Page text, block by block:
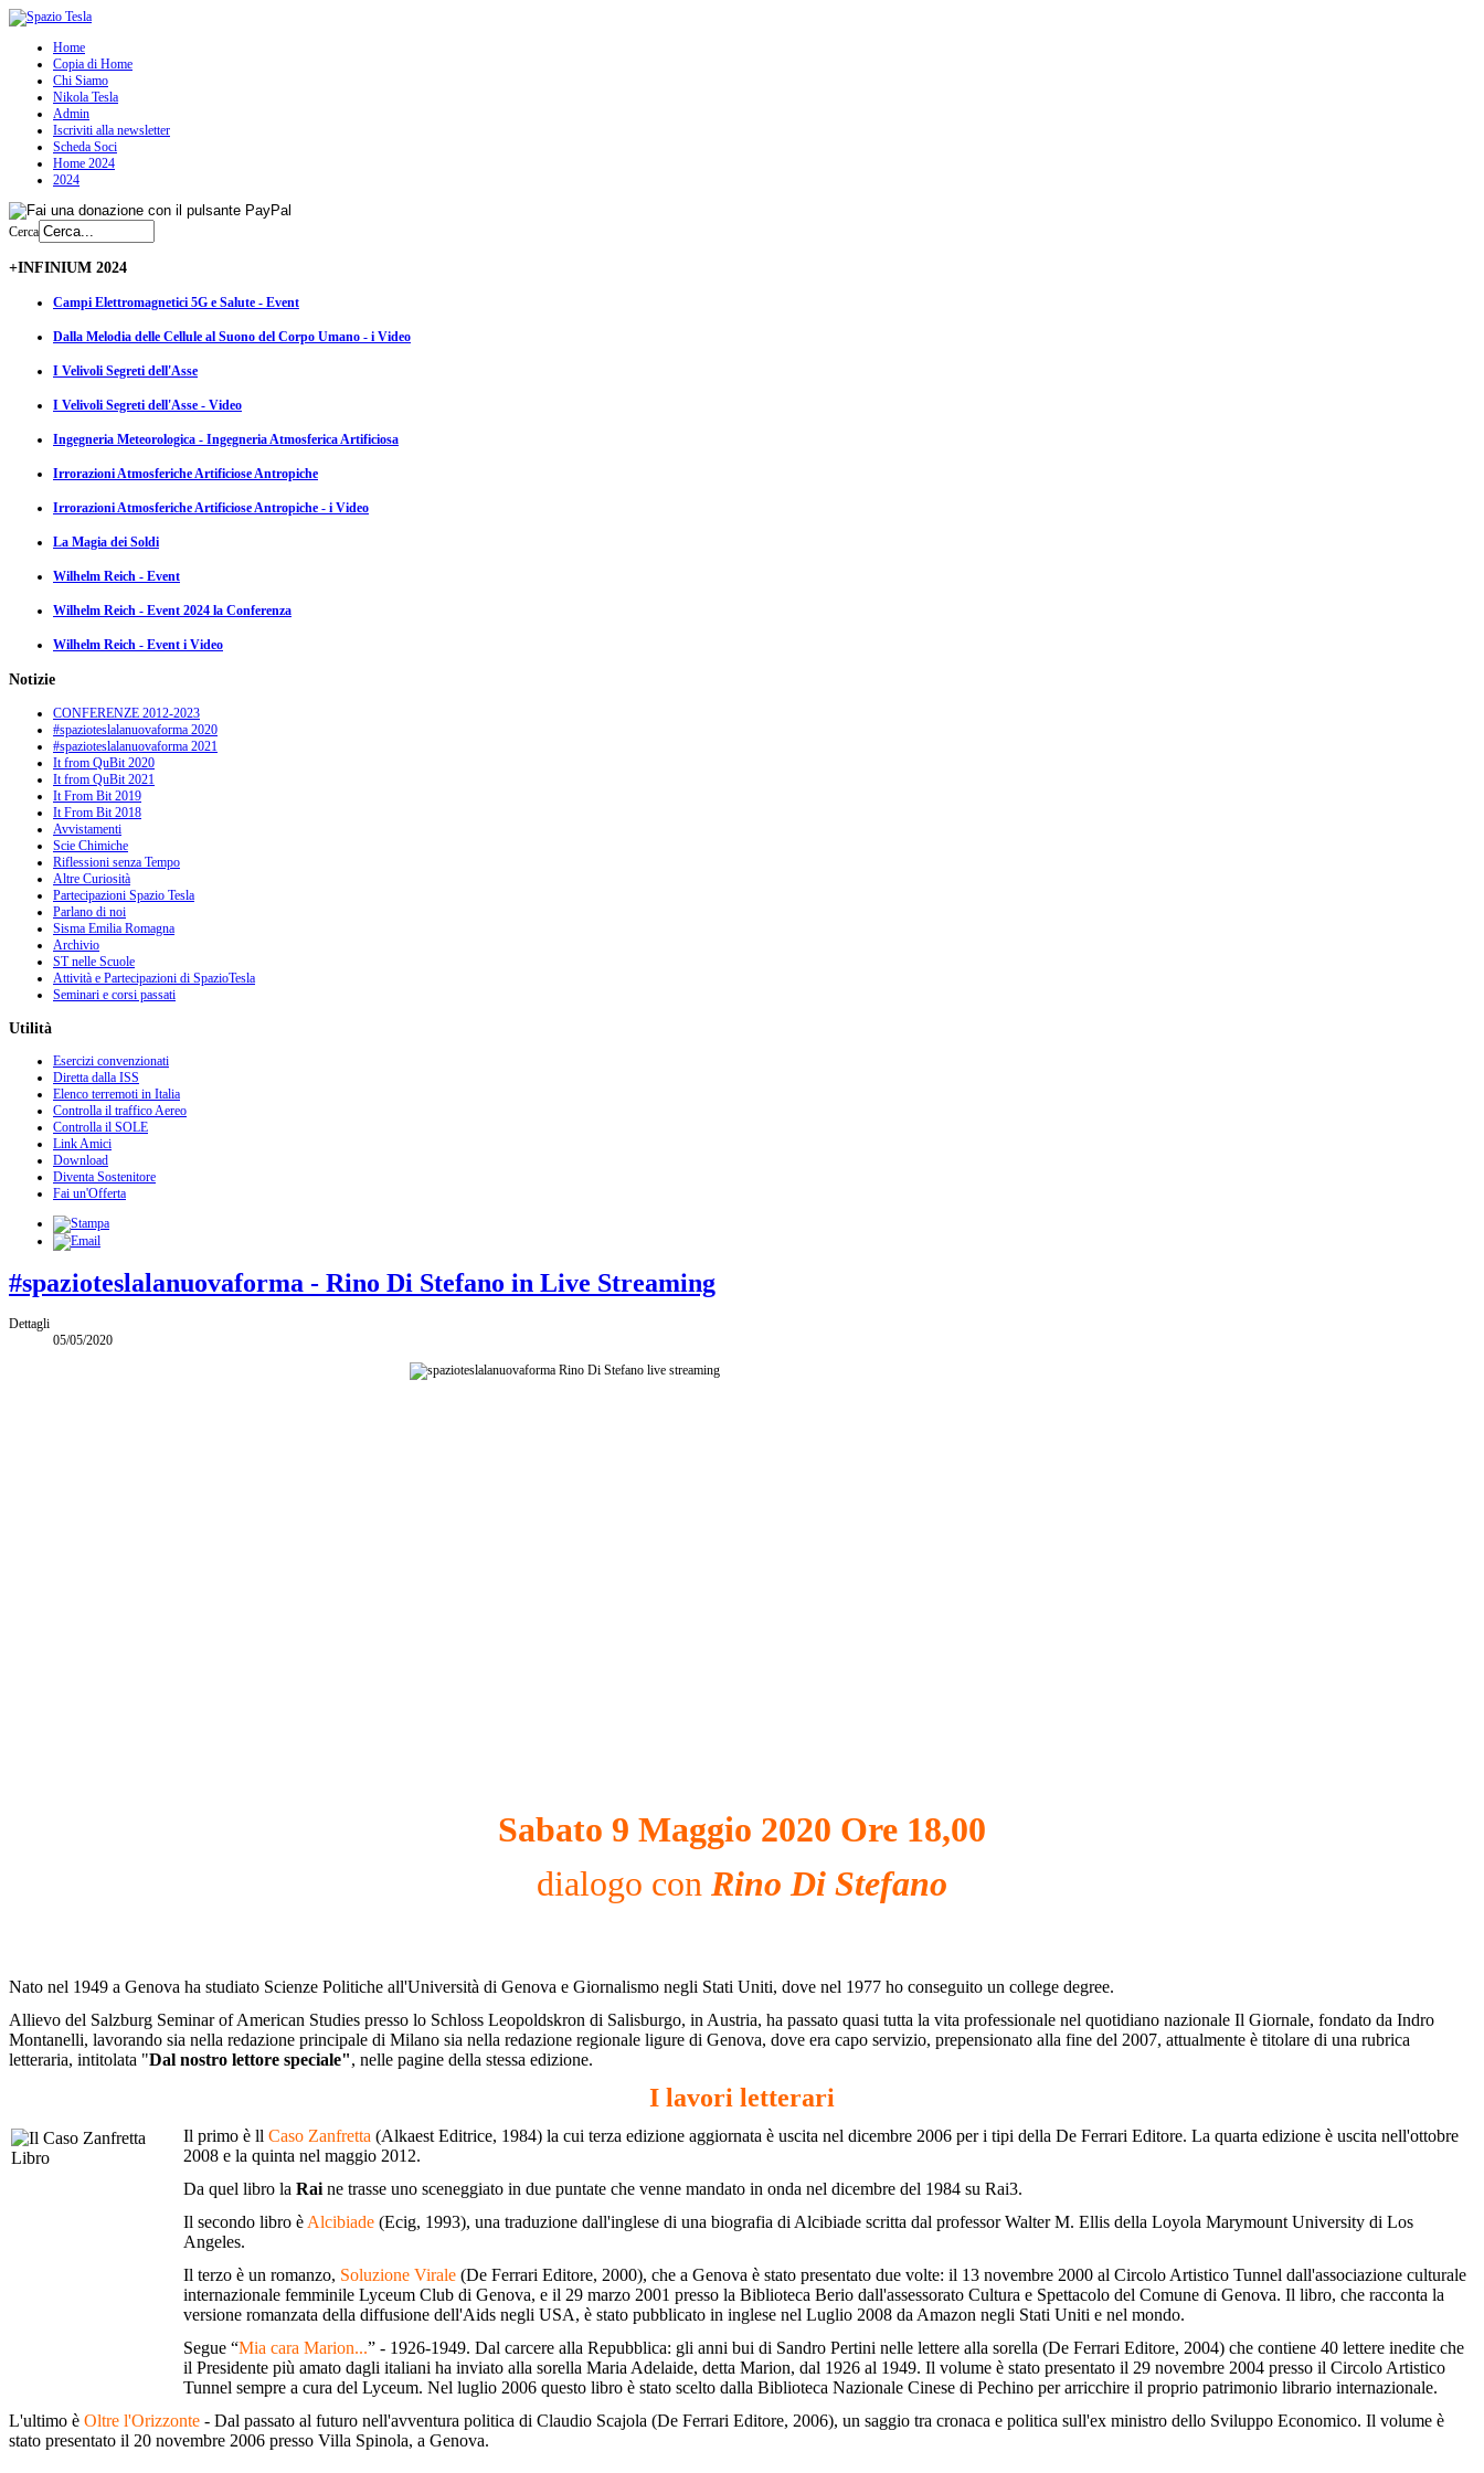
Home
Copia di Home
Chi Siamo
Nikola Tesla
Admin
Iscriviti alla newsletter
Scheda Soci
Home 2024
2024
Cerca
+INFINIUM 2024
Campi Elettromagnetici 5G e Salute - Event
Dalla Melodia delle Cellule al Suono del Corpo Umano - i Video
I Velivoli Segreti dell'Asse
I Velivoli Segreti dell'Asse - Video
Ingegneria Meteorologica - Ingegneria Atmosferica Artificiosa
Irrorazioni Atmosferiche Artificiose Antropiche
Irrorazioni Atmosferiche Artificiose Antropiche - i Video
La Magia dei Soldi
Wilhelm Reich - Event
Wilhelm Reich - Event 2024 la Conferenza
Wilhelm Reich - Event i Video
Notizie
CONFERENZE 2012-2023
#spazioteslalanuovaforma 2020
#spazioteslalanuovaforma 2021
It from QuBit 2020
It from QuBit 2021
It From Bit 2019
It From Bit 2018
Avvistamenti
Scie Chimiche
Riflessioni senza Tempo
Altre Curiosità
Partecipazioni Spazio Tesla
Parlano di noi
Sisma Emilia Romagna
Archivio
ST nelle Scuole
Attività e Partecipazioni di SpazioTesla
Seminari e corsi passati
Utilità
Esercizi convenzionati
Diretta dalla ISS
Elenco terremoti in Italia
Controlla il traffico Aereo
Controlla il SOLE
Link Amici
Download
Diventa Sostenitore
Fai un'Offerta
#spazioteslalanuovaforma - Rino Di Stefano in Live Streaming
Dettagli
05/05/2020
Sabato 9 Maggio 2020 Ore 18,00
dialogo con Rino Di Stefano
Nato nel 1949 a Genova ha studiato Scienze Politiche all'Università di Genova e Giornalismo negli Stati Uniti, dove nel 1977 ho conseguito un college degree.
Allievo del Salzburg Seminar of American Studies presso lo Schloss Leopoldskron di Salisburgo, in Austria, ha passato quasi tutta la vita professionale nel quotidiano nazionale Il Giornale, fondato da Indro
Montanelli, lavorando sia nella redazione principale di Milano sia nella redazione regionale ligure di Genova, dove era capo servizio, prepensionato alla fine del 2007, attualmente è titolare di una rubrica
letteraria, intitolata "Dal nostro lettore speciale", nelle pagine della stessa edizione.
I lavori letterari
Il primo è ll Caso Zanfretta (Alkaest Editrice, 1984) la cui terza edizione aggiornata è uscita nel dicembre 2006 per i tipi della De Ferrari Editore. La quarta edizione è uscita nell'ottobre
2008 e la quinta nel maggio 2012.
Da quel libro la Rai ne trasse uno sceneggiato in due puntate che venne mandato in onda nel dicembre del 1984 su Rai3.
Il secondo libro è Alcibiade (Ecig, 1993), una traduzione dall'inglese di una biografia di Alcibiade scritta dal professor Walter M. Ellis della Loyola Marymount University di Los
Angeles.
Il terzo è un romanzo, Soluzione Virale (De Ferrari Editore, 2000), che a Genova è stato presentato due volte: il 13 novembre 2000 al Circolo Artistico Tunnel dall'associazione culturale
internazionale femminile Lyceum Club di Genova, e il 29 marzo 2001 presso la Biblioteca Berio dall'assessorato Cultura e Spettacolo del Comune di Genova. Il libro, che racconta la
versione romanzata della diffusione dell'Aids negli USA, è stato pubblicato in inglese nel Luglio 2008 da Amazon negli Stati Uniti e nel mondo.
Segue “Mia cara Marion...” - 1926-1949. Dal carcere alla Repubblica: gli anni bui di Sandro Pertini nelle lettere alla sorella (De Ferrari Editore, 2004) che contiene 40 lettere inedite che
il Presidente più amato dagli italiani ha inviato alla sorella Maria Adelaide, detta Marion, dal 1926 al 1949. Il volume è stato presentato il 29 novembre 2004 presso il Circolo Artistico
Tunnel sempre a cura del Lyceum. Nel luglio 2006 questo libro è stato scelto dalla Biblioteca Nazionale Cinese di Pechino per arricchire il proprio patrimonio librario internazionale.
L'ultimo è Oltre l'Orizzonte - Dal passato al futuro nell'avventura politica di Claudio Scajola (De Ferrari Editore, 2006), un saggio tra cronaca e politica sull'ex ministro dello Sviluppo Economico. Il volume è
stato presentato il 20 novembre 2006 presso Villa Spinola, a Genova.